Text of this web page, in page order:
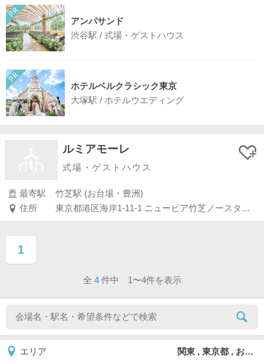
アンパサンド
渋谷駅 / 式場・ゲストハウス
ホテルベルクラシック東京
大塚駅 / ホテルウエディング
ルミアモーレ
式場・ゲストハウス
最寄駅
竹芝駅 (お台場・豊洲)
住所
東京都港区海岸1-11-1 ニューピア竹芝ノースタワー3F
1
ページ目
全 4 件中 1〜4件を表示
エリア 関東 , 東京都 , お台場